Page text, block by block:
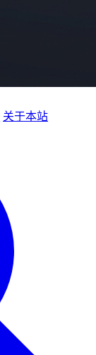
关于本站